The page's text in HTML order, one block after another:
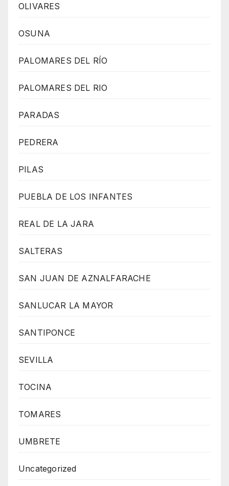
OLIVARES
OSUNA
PALOMARES DEL RÍO
PALOMARES DEL RIO
PARADAS
PEDRERA
PILAS
PUEBLA DE LOS INFANTES
REAL DE LA JARA
SALTERAS
SAN JUAN DE AZNALFARACHE
SANLUCAR LA MAYOR
SANTIPONCE
SEVILLA
TOCINA
TOMARES
UMBRETE
Uncategorized